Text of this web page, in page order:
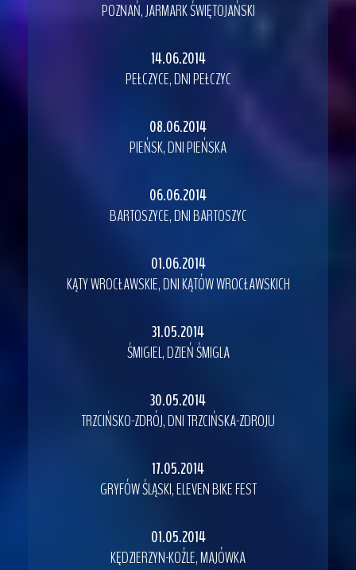
POZNAŃ, JARMARK ŚWIĘTOJAŃSKI
14.06.2014
PEŁCZYCE, DNI PEŁCZYC
08.06.2014
PIEŃSK, DNI PIEŃSKA
06.06.2014
BARTOSZYCE, DNI BARTOSZYC
01.06.2014
KĄTY WROCŁAWSKIE, DNI KĄTÓW WROCŁAWSKICH
31.05.2014
ŚMIGIEL, DZIEŃ ŚMIGLA
30.05.2014
TRZCIŃSKO-ZDRÓJ, DNI TRZCIŃSKA-ZDROJU
17.05.2014
GRYFÓW ŚLĄSKI, ELEVEN BIKE FEST
01.05.2014
KĘDZIERZYN-KOŹLE, MAJÓWKA